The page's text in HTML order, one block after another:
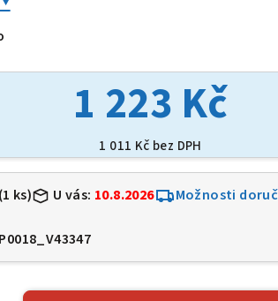
1 223 Kč
1 011 Kč bez DPH
(1 ks) U vás: 10.8.2026 Možnosti